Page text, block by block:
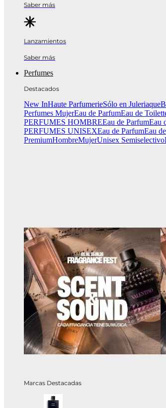
Saber más
Lanzamientos
Saber más
Perfumes
Destacados
New InHaute ParfumerieSólo en Juleriaque
Perfumes MujerEau de ParfumEau de
PERFUMES HOMBREEau de ParfumEau
PERFUMES UNISEXEau de ParfumEau
PremiumHombreMujerUnisex Semiselectivo
Marcas Destacadas